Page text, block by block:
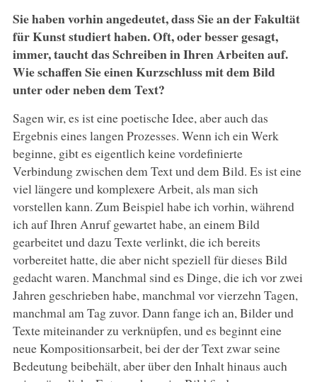
Sie haben vorhin angedeutet, dass Sie an der Fakultät
für Kunst studiert haben. Oft, oder besser gesagt,
immer, taucht das Schreiben in Ihren Arbeiten auf.
Wie schaffen Sie einen Kurzschluss mit dem Bild
unter oder neben dem Text?
Sagen wir, es ist eine poetische Idee, aber auch das
Ergebnis eines langen Prozesses. Wenn ich ein Werk
beginne, gibt es eigentlich keine vordefinierte
Verbindung zwischen dem Text und dem Bild. Es ist eine
viel längere und komplexere Arbeit, als man sich
vorstellen kann. Zum Beispiel habe ich vorhin, während
ich auf Ihren Anruf gewartet habe, an einem Bild
gearbeitet und dazu Texte verlinkt, die ich bereits
vorbereitet hatte, die aber nicht speziell für dieses Bild
gedacht waren. Manchmal sind es Dinge, die ich vor zwei
Jahren geschrieben habe, manchmal vor vierzehn Tagen,
manchmal am Tag zuvor. Dann fange ich an, Bilder und
Texte miteinander zu verknüpfen, und es beginnt eine
neue Kompositionsarbeit, bei der der Text zwar seine
Bedeutung beibehält, aber über den Inhalt hinaus auch